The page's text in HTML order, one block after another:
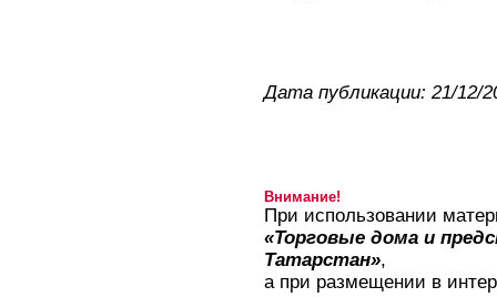
Дата публикации: 21/12/
Внимание!
При использовании
«Торговые дома и
Татарстан»,
а при размещении в